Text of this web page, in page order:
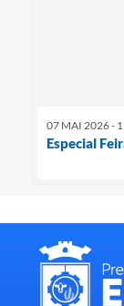
07 MAI 2026 -
Especial